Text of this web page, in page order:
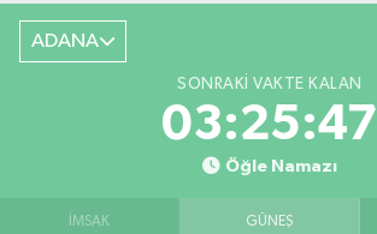
ADANA
SONRAKI VAKTE KALAN
03:25:46
Öğle Namazı
İMSAK GÜNEŞ